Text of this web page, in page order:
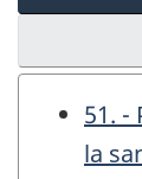
51. -
la